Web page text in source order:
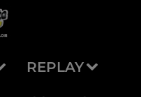
REPLAY